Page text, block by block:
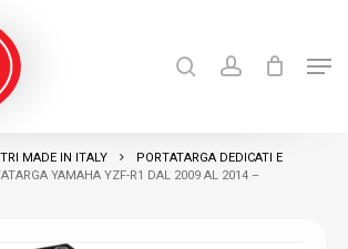
MADE IN ITALY
PORTATARGA DEDICATI E
YAMAHA YZF-R1 DAL 2009 AL 2014 –
Close